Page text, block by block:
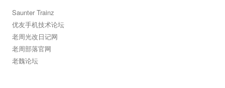
Saunter Trainz
优友手机技术论坛
老周光改日记网
老周部落官网
老魏论坛